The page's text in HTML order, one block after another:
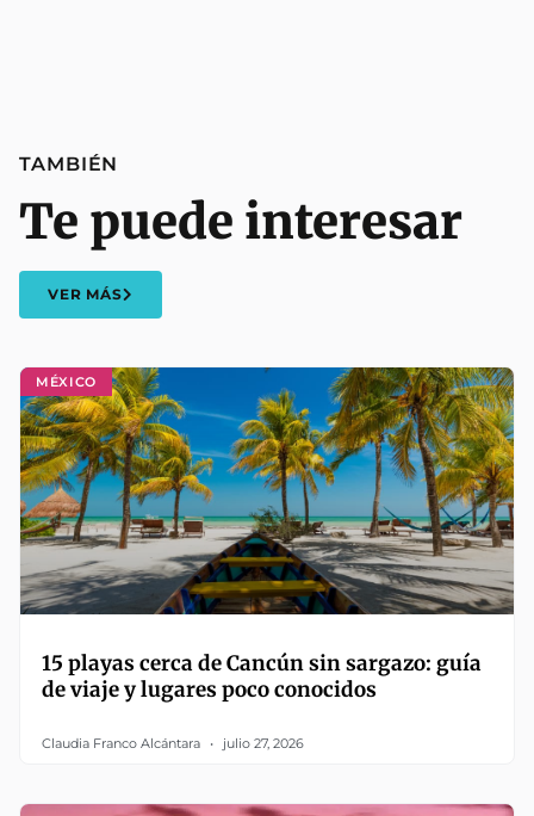
MÉXICO
15 playas cerca de Cancún sin sargazo: guía
de viaje y lugares poco conocidos
Claudia Franco Alcántara julio 27, 2026
TAMBIÉN
Te puede interesar
VER MÁS